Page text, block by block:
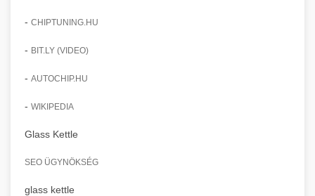
- CHIPTUNING.HU
- BIT.LY (VIDEO)
- AUTOCHIP.HU
- WIKIPEDIA
Glass Kettle
SEO ÜGYNÖKSÉG
glass kettle